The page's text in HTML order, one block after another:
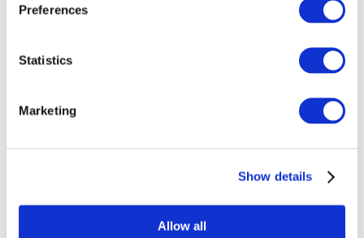
Preferences
Statistics
Marketing
Show details
Allow all
Todos los